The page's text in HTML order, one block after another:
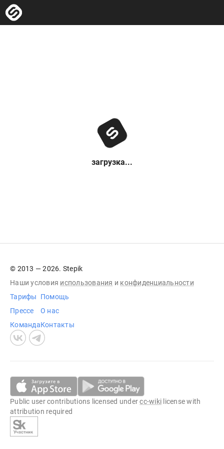
загрузка...
© 2013 — 2026. Stepik
Наши условия использования и конфиденциальности
Тарифы
Прессе
Команда
Помощь
О нас
Контакты
Public user contributions licensed undercc-wiki license with
attribution required